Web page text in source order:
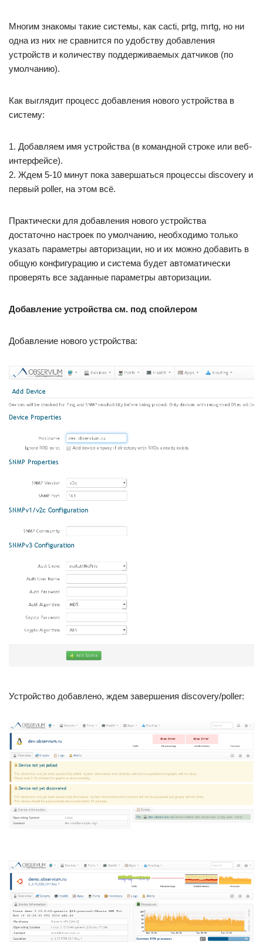
Многим знакомы такие системы, как cacti, prtg, mrtg, но ни
одна из них не сравнится по удобству добавления
устройств и количеству поддерживаемых датчиков (по
умолчанию).
Как выглядит процесс добавления нового устройства в
систему:
1. Добавляем имя устройства (в командной строке или веб-
интерфейсе).
2. Ждем 5-10 минут пока завершаться процессы discovery и
первый poller, на этом всё.
Практически для добавления нового устройства
достаточно настроек по умолчанию, необходимо только
указать параметры авторизации, но и их можно добавить в
общую конфигурацию и система будет автоматически
проверять все заданные параметры авторизации.
Добавление устройства см. под спойлером
Добавление нового устройства:
Устройство добавлено, ждем завершения discovery/poller: